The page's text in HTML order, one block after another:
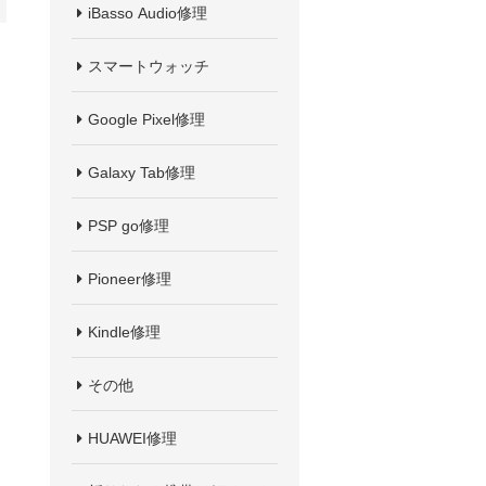
iBasso Audio修理
スマートウォッチ
Google Pixel修理
Galaxy Tab修理
PSP go修理
Pioneer修理
Kindle修理
その他
HUAWEI修理